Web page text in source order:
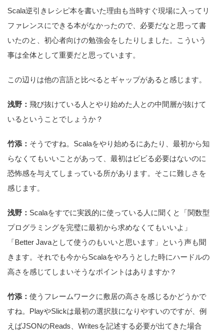
Scala逆引きレシピ本を書いた理由も当時すぐ現場に入ってリ
ファレンスにできる本がなかったので、必要だなと思って書
いたのと、初心者向けの勉強会をしたりしました。こういう
事は全体として重要だと思っています。
この辺りは他の言語と比べるとギャップがあると感じます。
浅野： 飛び抜けている人とやり始めた人との中間層が抜けて
いるということでしょうか？
竹添： そうですね。Scalaをやり始めるにあたり、最初から知
らなくてもいいことがあって、最初はビビる必要はないのに
恐怖感を与えてしまっている所があります。そこに難しさを
感じます。
浅野： Scalaをすでに実践的に使っている人に聞くと「関数型
プログラミングを完璧に最初から求めなくてもいいよ」
「Better Javaとして使うのもいいと思います」という声も聞
きます。それでも今からScalaをやろうとした時にハードルの
高さを感じてしまいそうなポイントはありますか？
竹添： 使うフレームワークに敷居の高さを感じるかどうかで
すね。PlayやSlickは最初の選択肢になりやすいのですが、例
えばJSONのReads、Writesを記述する必要が出てきた場合